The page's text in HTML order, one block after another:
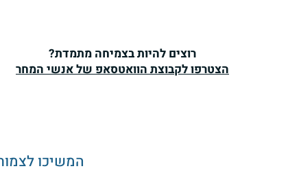
רוצים להיות בצמיחה מתמדת?
הצטרפו לקבוצת הוואטסאפ של אנשי המחר
המשיכו